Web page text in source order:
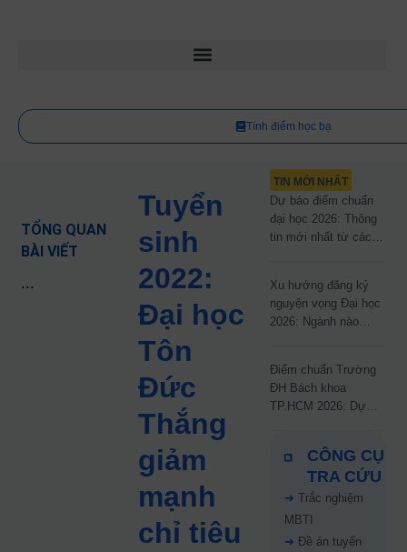
Tính điểm học bạ
TỔNG QUAN
BÀI VIẾT
...
Tuyển
sinh
2022:
Đại học
Tôn
Đức
Thắng
giảm
mạnh
chỉ tiêu
TIN MỚI NHẤT
Dự báo điểm chuẩn
đại học 2026: Thông
tin mới nhất từ các
Xu hướng đăng ký
nguyện vọng Đại học
2026: Ngành nào
Điểm chuẩn Trường
ĐH Bách khoa
TP.HCM 2026: Dự
67%
CÔNG CỤ
TRA CỨU
➜ Trắc nghiệm
MBTI
➜ Đề án tuyển